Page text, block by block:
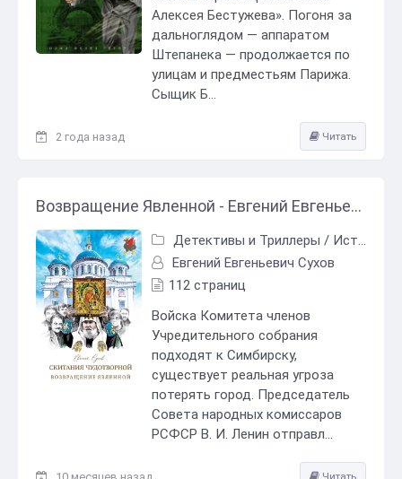
Алексея Бестужева». Погоня за
дальноглядом — аппаратом
Штепанека — продолжается по
улицам и предместьям Парижа.
Сыщик Б...
2 года назад Читать
Возвращение Явленной - Евгений Евгеньевич Сухов
Детективы и Триллеры / Исторический детектив
Евгений Евгеньевич Сухов
112 страниц
Войска Комитета членов
Учредительного собрания
подходят к Симбирску,
существует реальная угроза
потерять город. Председатель
Совета народных комиссаров
РСФСР В. И. Ленин отправл...
10 месяцев назад Читать